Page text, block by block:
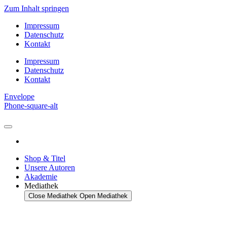
Zum Inhalt springen
Impressum
Datenschutz
Kontakt
Impressum
Datenschutz
Kontakt
Envelope
Phone-square-alt
Shop & Titel
Unsere Autoren
Akademie
Mediathek
Close Mediathek Open Mediathek